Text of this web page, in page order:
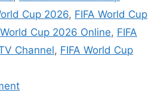
Cup 2026, FIFA World Cup
World Cup 2026 Online, FIFA
Channel, FIFA World Cup